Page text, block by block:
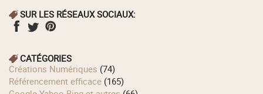
SUR LES RÉSEAUX SOCIAUX:
CATÉGORIES
Créations Numériques (74)
Référencement efficace (165)